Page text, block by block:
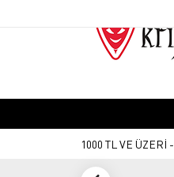
1000 TL VE ÜZERİ -